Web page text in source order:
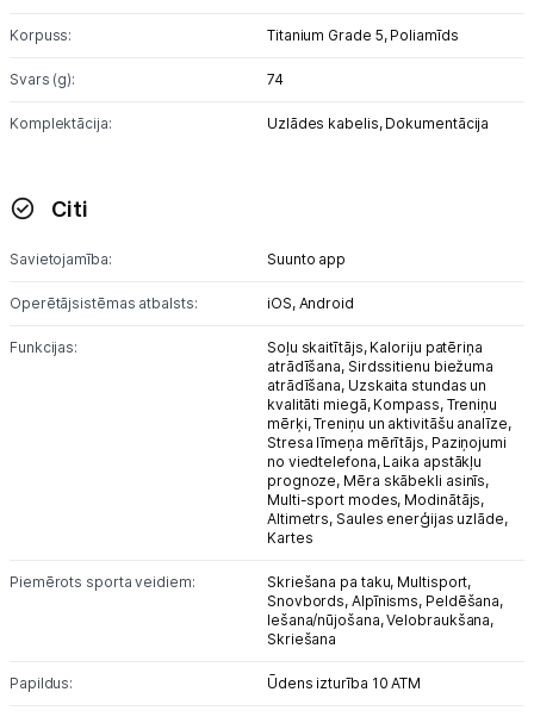
Korpuss: Titanium Grade 5, Poliamīds
Svars (g): 74
Komplektācija: Uzlādes kabelis, Dokumentācija
Citi
Savietojamība: Suunto app
Operētājsistēmas atbalsts: iOS, Android
Funkcijas: Soļu skaitītājs, Kaloriju patēriņa
atrādīšana, Sirdssitienu biežuma
atrādīšana, Uzskaita stundas un
kvalitāti miegā, Kompass, Treniņu
mērķi,Treniņu un aktivitāšu analīze,
Stresa līmeņa mērītājs, Paziņojumi
no viedtelefona, Laika apstākļu
prognoze, Mēra skābekli asinīs,
Multi-sport modes, Modinātājs,
Altimetrs, Saules enerģijas uzlāde,
Kartes
Piemērots sporta veidiem: Skriešana pa taku, Multisport,
Snovbords,Alpīnisms, Peldēšana,
Iešana/nūjošana,Velobraukšana,
Skriešana
Papildus: Ūdens izturība 10 ATM